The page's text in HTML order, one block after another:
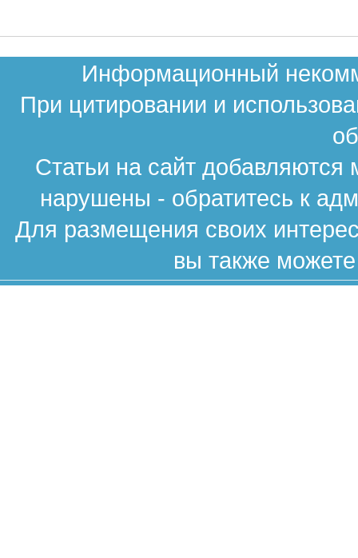
Информационный
При цитировании и
Статьи на сайт
нарушены - обратитесь к
Для размещения своих
вы также